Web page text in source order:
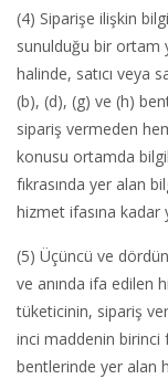
(4) Siparişe ilişkin
sunulduğu bir ortam
halinde, satıcı veya
(b), (d), (g) ve (h)
sipariş vermeden
konusu ortamda
fıkrasında yer alan
hizmet ifasına kadar
(5) Üçüncü ve
ve anında ifa edilen
tüketicinin, sipariş
inci maddenin birinci
bentlerinde yer alan